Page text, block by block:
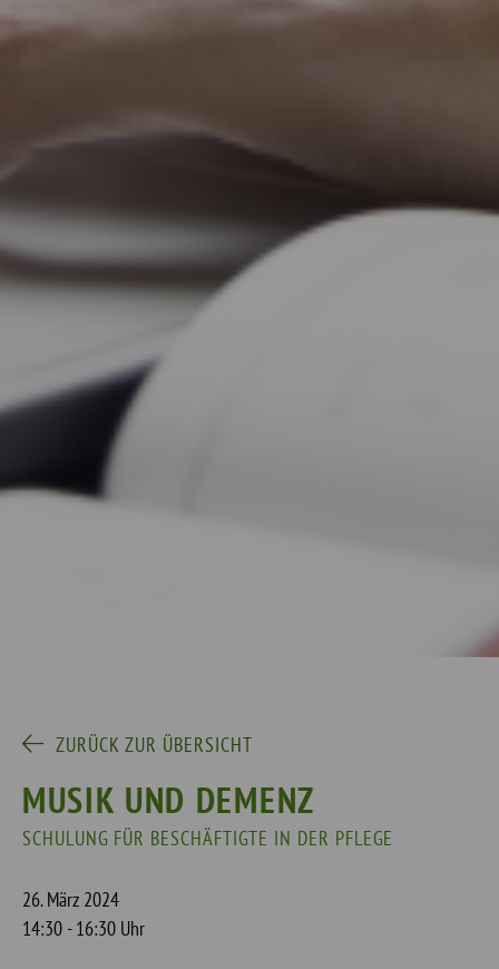
ZURÜCK ZUR ÜBERSICHT
MUSIK UND DEMENZ
SCHULUNG FÜR BESCHÄFTIGTE IN DER PFLEGE
26. März 2024
14:30 - 16:30 Uhr